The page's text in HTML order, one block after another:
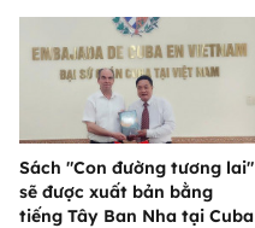
Sách "Con đường tương lai"
sẽ được xuất bản bằng
tiếng Tây Ban Nha tại Cuba